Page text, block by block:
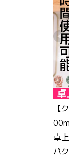
【
卓
パ